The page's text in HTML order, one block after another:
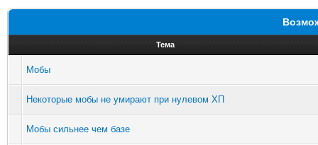
Тема
Мобы
Некоторые мобы не умирают при нулевом ХП
Мобы сильнее чем базе